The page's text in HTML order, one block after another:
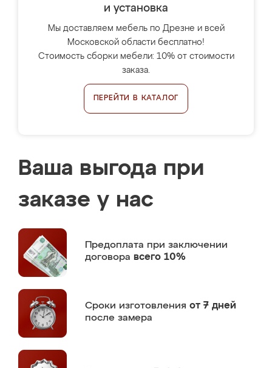
и установка
Мы доставляем мебель по Дрезне и всей
Московской области бесплатно!
Стоимость сборки мебели: 10% от стоимости
заказа.
ПЕРЕЙТИ В КАТАЛОГ
Ваша выгода при
заказе у нас
Предоплата при заключении
договора всего 10%
Сроки изготовления от 7 дней
после замера